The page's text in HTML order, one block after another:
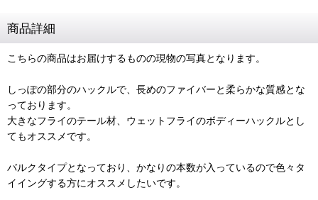
商品詳細
こちらの商品はお届けするものの現物の写真となります。
しっぽの部分のハックルで、長めのファイバーと柔らかな質感とな
っております。
大きなフライのテール材、ウェットフライのボディーハックルとし
てもオススメです。
バルクタイプとなっており、かなりの本数が入っているので色々タ
イイングする方にオススメしたいです。